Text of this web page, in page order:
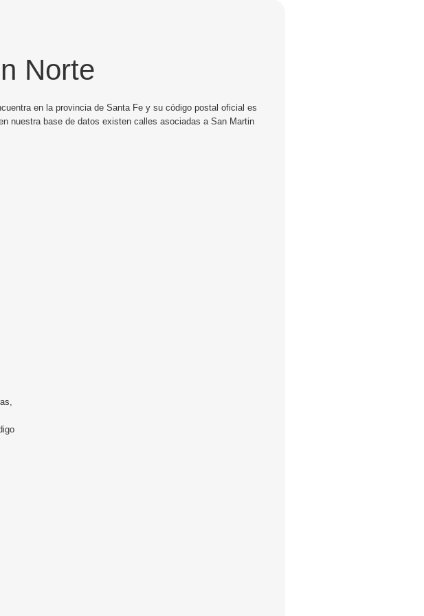
Norte
en la provincia de Santa Fe y su código postal oficial es
nuestra base de datos existen calles asociadas a San Martin